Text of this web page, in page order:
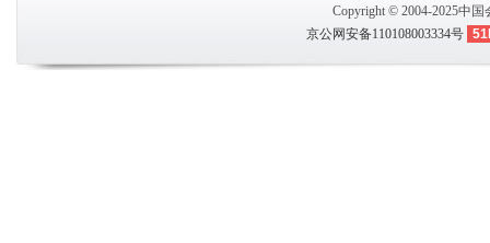
Copyright © 2004-2025中国
京公网安备110108003334号